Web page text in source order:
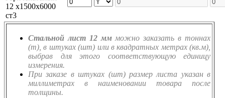
12 х1500х6000
ст3
Стальной лист 12 мм можно заказать в тоннах
(т), в штуках (шт) или в квадратных метрах (кв.м),
выбрав для этого соответствующую единицу
измерения.
При заказе в штуках (шт) размер листа указан в
миллиметрах в наименовании товара после
толщины.